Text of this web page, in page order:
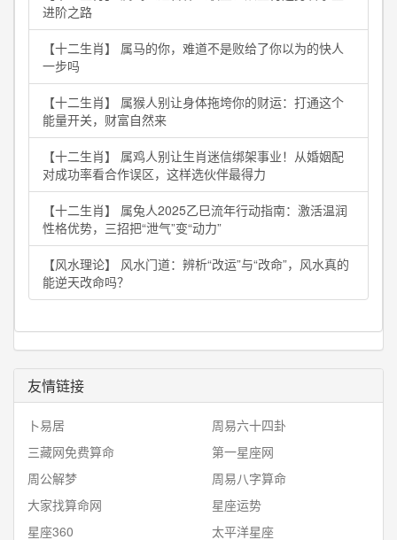
进阶之路
【十二生肖】 属马的你，难道不是败给了你以为的快人
一步吗
【十二生肖】 属猴人别让身体拖垮你的财运：打通这个
能量开关，财富自然来
【十二生肖】 属鸡人别让生肖迷信绑架事业！从婚姻配
对成功率看合作误区，这样选伙伴最得力
【十二生肖】 属兔人2025乙巳流年行动指南：激活温润
性格优势，三招把“泄气”变“动力”
【风水理论】 风水门道：辨析“改运”与“改命”，风水真的
能逆天改命吗？
友情链接
卜易居
周易六十四卦
三藏网免费算命
第一星座网
周公解梦
周易八字算命
大家找算命网
星座运势
星座360
太平洋星座